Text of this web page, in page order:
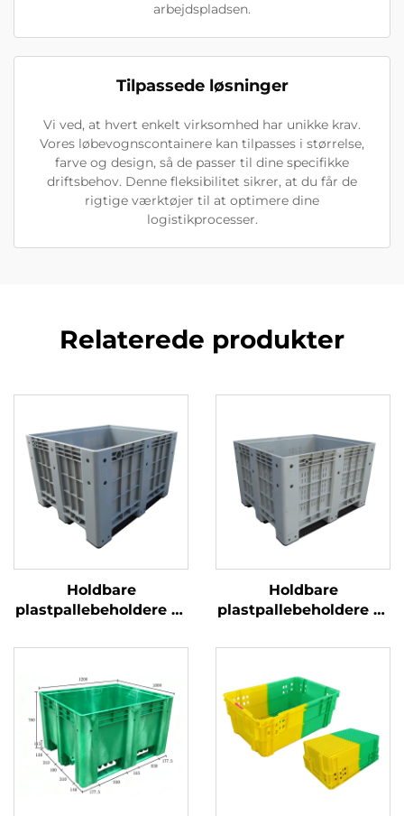
arbejdspladsen.
Tilpassede løsninger
Vi ved, at hvert enkelt virksomhed har unikke krav.
Vores løbevognscontainere kan tilpasses i størrelse,
farve og design, så de passer til dine specifikke
driftsbehov. Denne fleksibilitet sikrer, at du får de
rigtige værktøjer til at optimere dine
logistikprocesser.
Relaterede produkter
Holdbare
plastpallebeholdere til
opbevaring.
Holdbare
plastpallebeholdere til
opbevaring